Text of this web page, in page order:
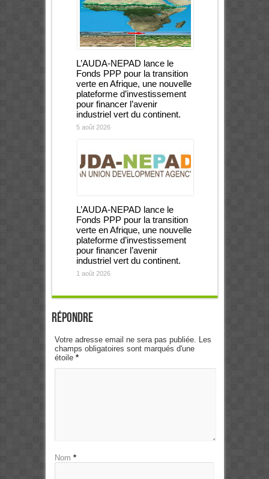
L’AUDA-NEPAD lance le
Fonds PPP pour la transition
verte en Afrique, une nouvelle
plateforme d’investissement
pour financer l’avenir
industriel vert du continent.
5 août 2026
L’AUDA-NEPAD lance le
Fonds PPP pour la transition
verte en Afrique, une nouvelle
plateforme d’investissement
pour financer l’avenir
industriel vert du continent.
1 août 2026
Répondre
Votre adresse email ne sera pas publiée. Les
champs obligatoires sont marqués d'une
étoile *
Nom *